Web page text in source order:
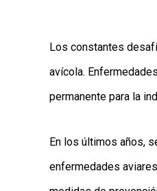
Los constantes
avícola.
permanente para la
En los últimos años,
enfermedades